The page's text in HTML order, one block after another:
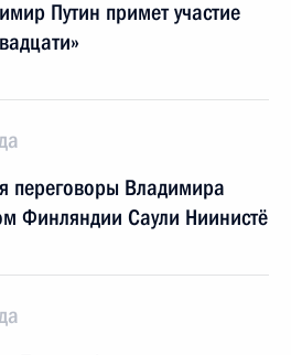
Путин примет участие
переговоры Владимира
Финляндии Саули Ниинистё